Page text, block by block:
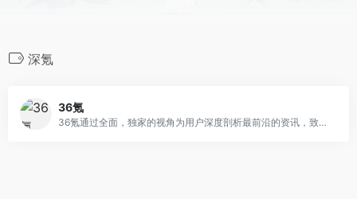
深氪
36氪
36氪通过全面，独家的视角为用户深度剖析最前沿的资讯，致力于让一部分人先看到未来，内容涵盖快讯，科技，金融，投资，房产，汽车，互联网，股市，教育，生活，职场等，秉承着新商业媒体人的使命砥砺前行